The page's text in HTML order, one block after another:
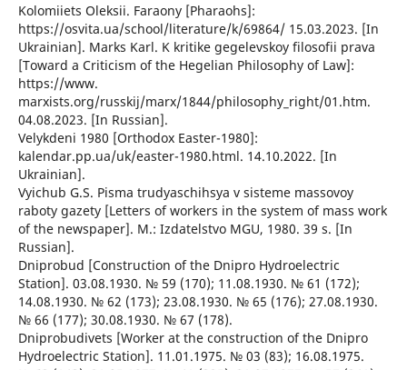
Kolomiiets Oleksii. Faraony [Pharaohs]:
https://osvita.ua/school/literature/k/69864/ 15.03.2023. [In
Ukrainian]. Marks Karl. K kritike gegelevskoy filosofii prava
[Toward a Criticism of the Hegelian Philosophy of Law]:
https://www.
marxists.org/russkij/marx/1844/philosophy_right/01.htm.
04.08.2023. [In Russian].
Velykdeni 1980 [Orthodox Easter-1980]:
kalendar.pp.ua/uk/easter-1980.html. 14.10.2022. [In
Ukrainian].
Vyichub G.S. Pisma trudyaschihsya v sisteme massovoy
raboty gazety [Letters of workers in the system of mass work
of the newspaper]. M.: Izdatelstvo MGU, 1980. 39 s. [In
Russian].
Dniprobud [Construction of the Dnipro Hydroelectric
Station]. 03.08.1930. № 59 (170); 11.08.1930. № 61 (172);
14.08.1930. № 62 (173); 23.08.1930. № 65 (176); 27.08.1930.
№ 66 (177); 30.08.1930. № 67 (178).
Dniprobudivets [Worker at the construction of the Dnipro
Hydroelectric Station]. 11.01.1975. № 03 (83); 16.08.1975.